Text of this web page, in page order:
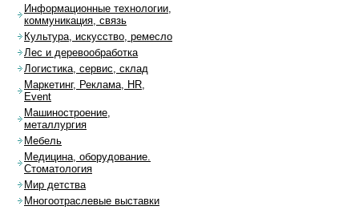
Информационные технологии,
коммуникация, связь
Культура, искусство, ремесло
Лес и деревообработка
Логистика, сервис, склад
Маркетинг, Реклама, HR,
Event
Машиностроение,
металлургия
Мебель
Медицина, оборудование.
Стоматология
Мир детства
Многоотраслевые выставки